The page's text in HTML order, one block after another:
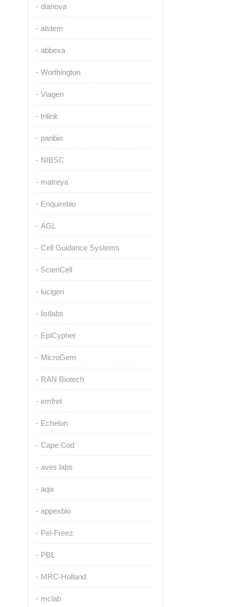
dianova
alstem
abbexa
Worthington
Viagen
trilink
panbio
NIBSC
matreya
Enquirebio
AGL
Cell Guidance Systems
ScienCell
lucigen
listlabs
EpiCypher
MicroGem
RAN Biotech
emfret
Echelon
Cape Cod
aves labs
aqix
appexbio
Pel-Freez
PBL
MRC-Holland
mclab